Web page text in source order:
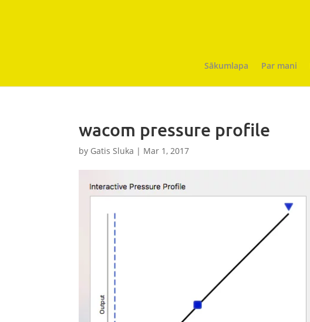
Sākumlapa Par mani
wacom pressure profile
by Gatis Sluka | Mar 1, 2017